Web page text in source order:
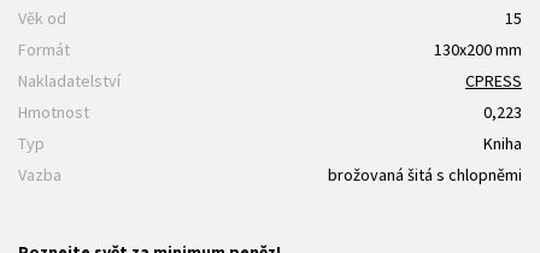
Věk od
15
Formát
130x200 mm
Nakladatelství
CPRESS
Hmotnost
0,223
Typ
Kniha
Vazba
brožovaná šitá s chlopněmi